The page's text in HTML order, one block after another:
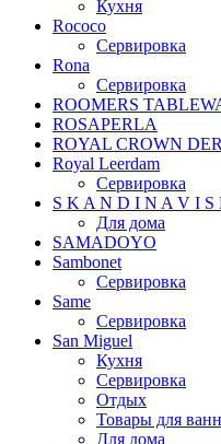
Кухня
Rococo
Сервировка
Rona
Сервировка
ROOMERS
ROSAPERLA
ROYAL CROWN
Royal Leerdam
Сервировка
S K A N D I N A V I S
Для дома
SAMADOYO
Sambonet
Сервировка
Same
Сервировка
San Miguel
Кухня
Сервировка
Отдых
Товары для
Для дома